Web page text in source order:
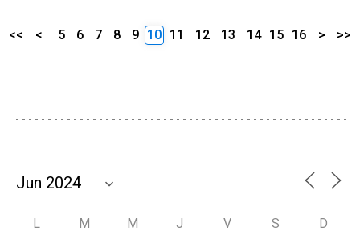
<< < 5 6 7 8 9 10 11 12 13 14 15 16 > >>
L M M J V S D